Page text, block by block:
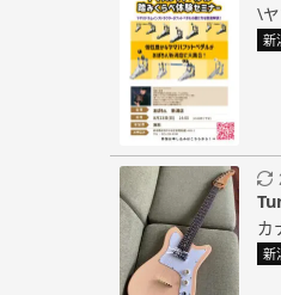
\
新
カ
新